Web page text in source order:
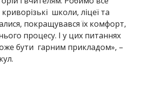
школи, ліцеї та
покращувався їх комфорт,
процесу. І у цих питаннях
бути гарним прикладом», –